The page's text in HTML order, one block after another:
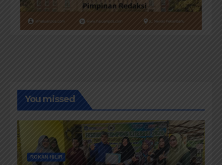
You missed
ROKAN HILIR